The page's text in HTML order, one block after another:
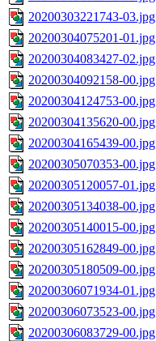
20200303221743-03.jpg
20200304075201-01.jpg
20200304083427-02.jpg
20200304092158-00.jpg
20200304124753-00.jpg
20200304135620-00.jpg
20200304165439-00.jpg
20200305070353-00.jpg
20200305120057-01.jpg
20200305134038-00.jpg
20200305140015-00.jpg
20200305162849-00.jpg
20200305180509-00.jpg
20200306071934-01.jpg
20200306073523-00.jpg
20200306083729-00.jpg